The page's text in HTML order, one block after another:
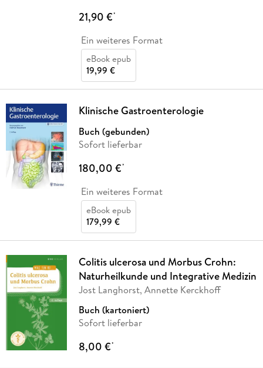
21,90 €*
Ein weiteres Format
eBook epub
19,99 €
Klinische Gastroenterologie
Buch (gebunden)
Sofort lieferbar
180,00 €*
Ein weiteres Format
eBook epub
179,99 €
Colitis ulcerosa und Morbus Crohn:
Naturheilkunde und Integrative Medizin
Jost Langhorst, Annette Kerckhoff
Buch (kartoniert)
Sofort lieferbar
8,00 €*